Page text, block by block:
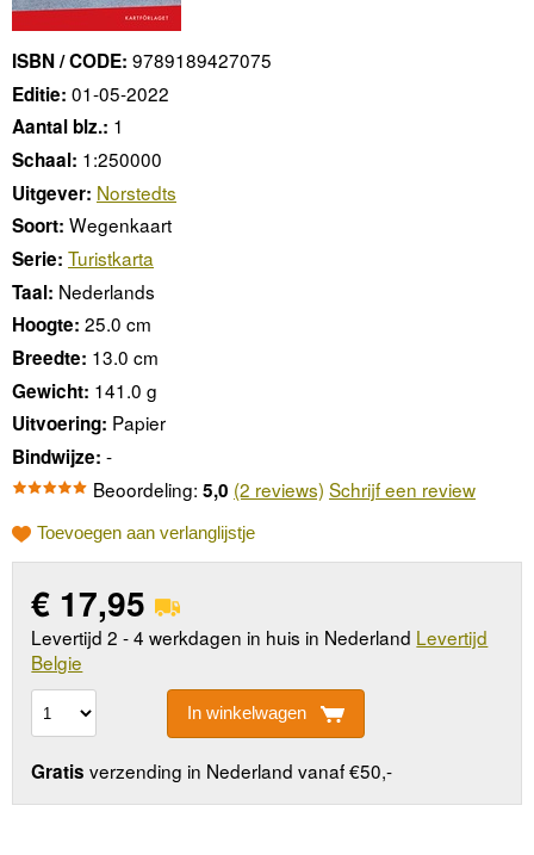
ISBN / CODE: 9789189427075
Editie: 01-05-2022
Aantal blz.: 1
Schaal: 1:250000
Uitgever: Norstedts
Soort: Wegenkaart
Serie: Turistkarta
Taal: Nederlands
Hoogte: 25.0 cm
Breedte: 13.0 cm
Gewicht: 141.0 g
Uitvoering: Papier
Bindwijze: -
Beoordeling: 5,0 (2 reviews) Schrijf een review
Toevoegen aan verlanglijstje
€ 17,95
Levertijd 2 - 4 werkdagen in huis in Nederland Levertijd
Belgie
In winkelwagen
Gratis verzending in Nederland vanaf €50,-